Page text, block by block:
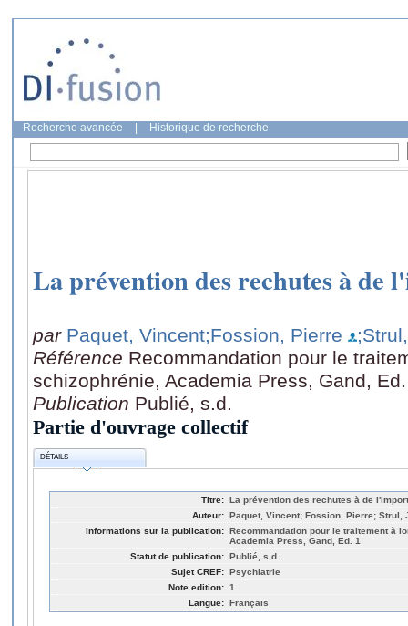
Recherche avancée Historique de recherche
La prévention des rechutes à de
par Paquet, Vincent;Fossion, Pierre
Référence Recommandation pour le
schizophrénie, Academia Press, Gand,
Publication Publié, s.d.
Partie d'ouvrage collectif
DÉTAILS
Titre: La prévention des rechutes à de
Auteur: Paquet, Vincent; Fossion, Pierre; Strul,
Informations sur la publication: Recommandation pour le traitement à
Academia Press, Gand, Ed. 1
Statut de publication: Publié, s.d.
Sujet CREF: Psychiatrie
Note edition: 1
Langue: Français